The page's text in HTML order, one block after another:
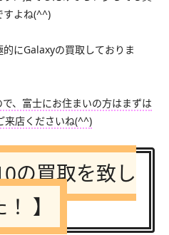
すよね(^^)
にGalaxyの買取しておりま
、富士にお住まいの方はまずは
来店くださいね(^^)
の買取を致し
】